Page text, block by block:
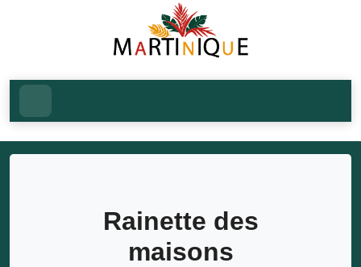
Rainette des
maisons